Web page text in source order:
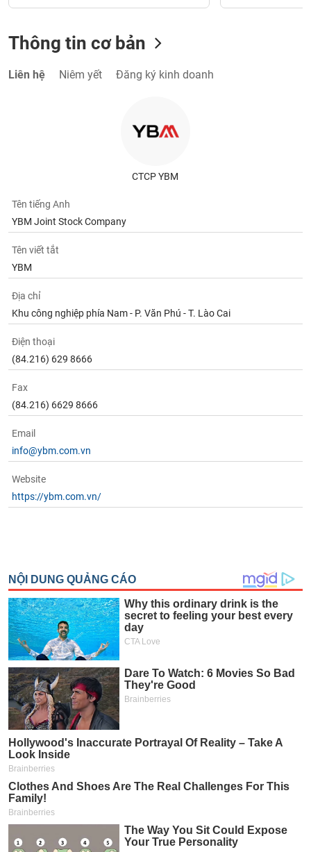
Thông tin cơ bản
Liên hệ Niêm yết Đăng ký kinh doanh
CTCP YBM
Tên tiếng Anh
YBM Joint Stock Company
Tên viết tắt
YBM
Địa chỉ
Khu công nghiệp phía Nam - P. Văn Phú - T. Lào Cai
Điện thoại
(84.216) 629 8666
Fax
(84.216) 6629 8666
Email
info@ybm.com.vn
Website
https://ybm.com.vn/